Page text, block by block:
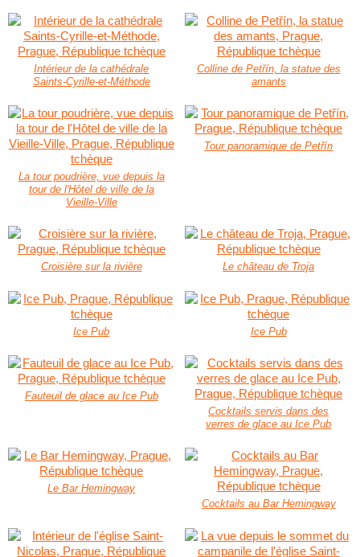
Intérieur de la cathédrale
Saints-Cyrille-et-Méthode
Colline de Petřín, la statue des
amants
La tour poudrière, vue depuis la
tour de l'Hôtel de ville de la
Vieille-Ville
Tour panoramique de Petřín
Croisière sur la rivière Le château de Troja
Ice Pub Ice Pub
Fauteuil de glace au Ice Pub
Cocktails servis dans des
verres de glace au Ice Pub
Le Bar Hemingway
Cocktails au Bar Hemingway